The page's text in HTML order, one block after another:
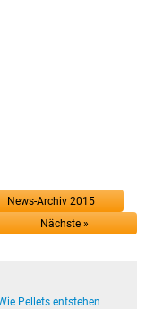
News-Archiv 2015
Nächste »
Pellets entstehen